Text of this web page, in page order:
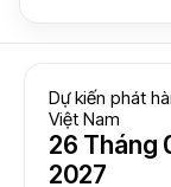
Dự kiến phát
Việt Nam
26 Tháng
2027